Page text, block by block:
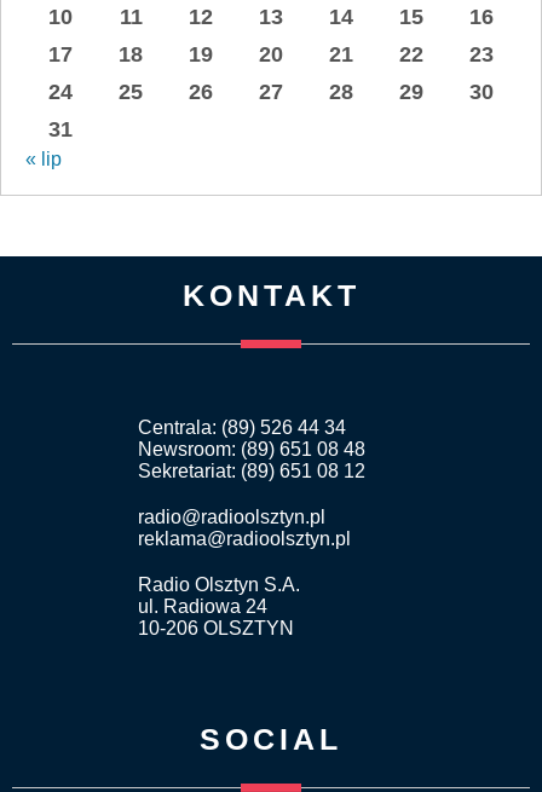
10
11 12 13 14 15
16
17
18 19 20 21 22
23
24
25 26 27 28 29
30
31
« lip
KONTAKT
Centrala: (89) 526 44 34
Newsroom: (89) 651 08 48
Sekretariat: (89) 651 08 12
radio@radioolsztyn.pl
reklama@radioolsztyn.pl
Radio Olsztyn S.A.
ul. Radiowa 24
10-206 OLSZTYN
SOCIAL